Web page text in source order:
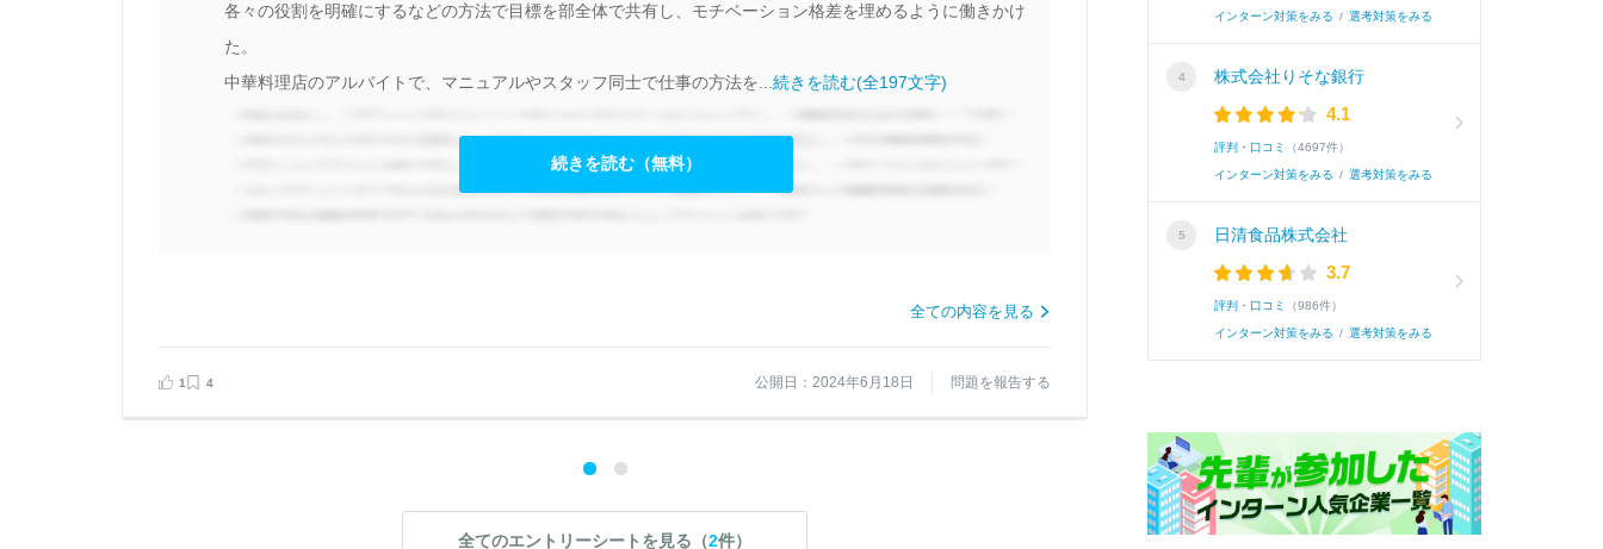
各々の役割を明確にするなどの方法で目標を部全体で共有し、モチベーション格差を埋めるように働きかけ
た。
中華料理店のアルバイトで、マニュアルやスタッフ同士で仕事の方法を... 続きを読む(全197文字)
続きを読む（無料）
全ての内容を見る
1 4 公開日：2024年6月18日 問題を報告する
・人的資本が企業価値に影響する元エーザイ
2.4%向上すると分析しました。私は大学時代
る価値観に触れました。企業が人的資本への投
す。・加賀友禅のデジタル印刷若い職人が加賀
織の職人さんと対話した経験があり、伝統存続
したいと感じました。
全てのエントリーシートを見る（2件）
インターン対策をみる / 選考対策をみる
株式会社りそな銀行
4.1
評判・口コミ （4697件）
インターン対策をみる / 選考対策をみる
日清食品株式会社
3.7
評判・口コミ （986件）
インターン対策をみる / 選考対策をみる